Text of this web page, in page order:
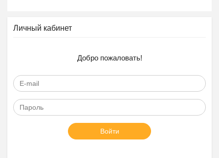
Личный кабинет
Добро пожаловать!
Войти